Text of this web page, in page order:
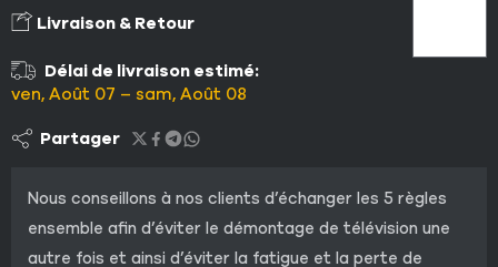
Livraison & Retour
Délai de livraison estimé:
ven, Août 07 – sam, Août 08
Partager
Nous conseillons à nos clients d’échanger les 5 règles
ensemble afin d’éviter le démontage de télévision une
autre fois et ainsi d’éviter la fatigue et la perte de